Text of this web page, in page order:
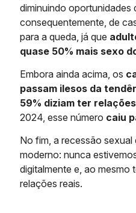
diminuindo oportunidades
consequentemente, de
para a queda, já que
quase 50% mais sexo
Embora ainda acima, os
passam ilesos da
59% diziam ter
2024, esse número caiu
No fim, a recessão
moderno: nunca
digitalmente e, ao mesmo
relações reais.